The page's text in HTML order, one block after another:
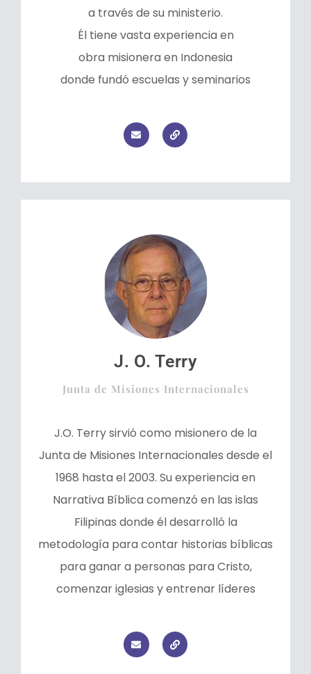
a través de su ministerio.
Él tiene vasta experiencia en
obra misionera en Indonesia
donde fundó escuelas y seminarios
J. O. Terry
Junta de Misiones Internacionales
J.O. Terry sirvió como misionero de la
Junta de Misiones Internacionales desde el
1968 hasta el 2003. Su experiencia en
Narrativa Bíblica comenzó en las islas
Filipinas donde él desarrolló la
metodología para contar historias bíblicas
para ganar a personas para Cristo,
comenzar iglesias y entrenar líderes